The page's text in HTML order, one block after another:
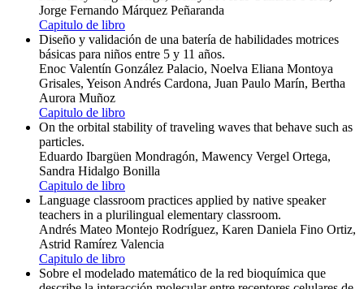
Jorge Fernando Márquez Peñaranda
Capitulo de libro
Diseño y validación de una batería de habilidades motrices
básicas para niños entre 5 y 11 años.
Enoc Valentín González Palacio, Noelva Eliana Montoya
Grisales, Yeison Andrés Cardona, Juan Paulo Marín, Bertha
Aurora Muñoz
Capitulo de libro
On the orbital stability of traveling waves that behave such as
particles.
Eduardo Ibargüen Mondragón, Mawency Vergel Ortega,
Sandra Hidalgo Bonilla
Capitulo de libro
Language classroom practices applied by native speaker
teachers in a plurilingual elementary classroom.
Andrés Mateo Montejo Rodríguez, Karen Daniela Fino Ortiz,
Astrid Ramírez Valencia
Capitulo de libro
Sobre el modelado matemático de la red bioquímica que